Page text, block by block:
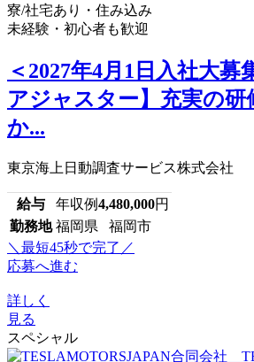
寮/社宅あり・住み込み
未経験・初心者も歓迎
＜2027年4月1日入社大募
アジャスター】充実の研
か...
東京海上日動調査サービス株式会社
給与 年収例4,480,000円
勤務地 福岡県 福岡市
＼最短45秒で完了／
応募へ進む
詳しく
見る
スペシャル